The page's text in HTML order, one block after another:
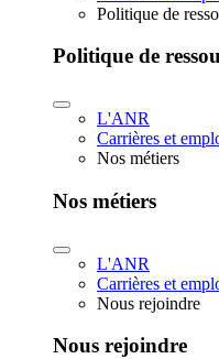
Politique de
Politique de
L'ANR
Carrières et
Nos métiers
Nos métiers
L'ANR
Carrières et
Nous rejoindre
Nous rejoindre